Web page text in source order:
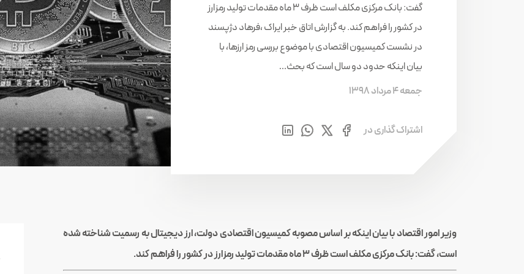
گفت: بانک مرکزی مکلف است ظرف ۳ ماه مقدمات تولید رمزارز
در کشور را فراهم کند. به گزارش اتاق خبر ایراک ،فرهاد دژپسند
در نشست کمیسیون اقتصادی با موضوع بررسی رمز ارزها، با
بیان اینکه حدود دو سال است که بحث…
جمعه 4 مرداد 1398
اشتراک گذاری در
وزیر امور اقتصاد با بیان اینکه بر اساس مصوبه کمیسیون اقتصادی دولت، ارز دیجیتال به رسمیت شناخته شده
است، گفت: بانک مرکزی مکلف است ظرف ۳ ماه مقدمات تولید رمزارز در کشور را فراهم کند.